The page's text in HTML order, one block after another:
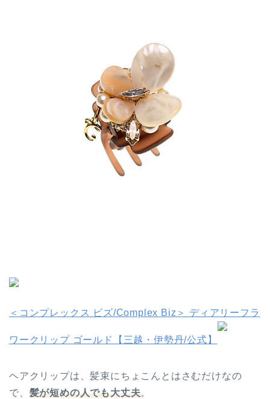
＜コンプレックス ビズ/Complex Biz＞ ディアリーフラ
ワークリップ ゴールド【三越・伊勢丹/公式】
ヘアクリップは、髪束にちょこんとはさむだけなの
で、 髪が短めの人でも大丈夫。